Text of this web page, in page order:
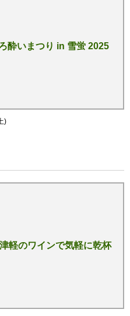
酔いまつり in 雪蛍 2025
)
軽のワインで気軽に乾杯